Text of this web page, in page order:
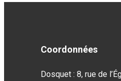
Coordonnées
Dosquet : 8, rue de